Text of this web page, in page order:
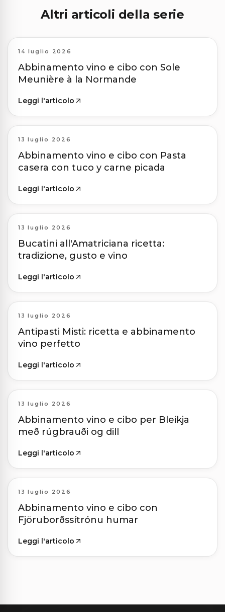
Altri articoli della serie
14 luglio 2026
Abbinamento vino e cibo con Sole
Meunière à la Normande
Leggi l'articolo
13 luglio 2026
Abbinamento vino e cibo con Pasta
casera con tuco y carne picada
Leggi l'articolo
13 luglio 2026
Bucatini all'Amatriciana ricetta:
tradizione, gusto e vino
Leggi l'articolo
13 luglio 2026
Antipasti Misti: ricetta e abbinamento
vino perfetto
Leggi l'articolo
13 luglio 2026
Abbinamento vino e cibo per Bleikja
með rúgbrauði og dill
Leggi l'articolo
13 luglio 2026
Abbinamento vino e cibo con
Fjöruborðssítrónu humar
Leggi l'articolo